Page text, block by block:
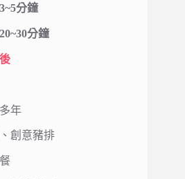
分鐘
分鐘
年
創意豬排